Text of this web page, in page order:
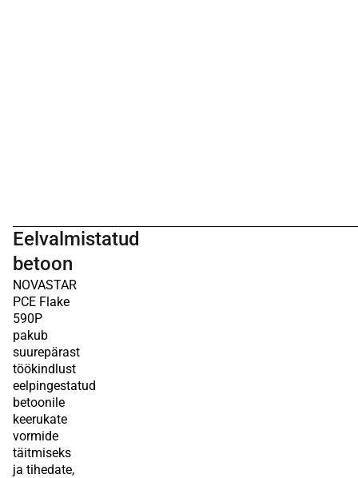
Eelvalmistatud
betoon
NOVASTAR
PCE Flake
590P
pakub
suurepärast
töökindlust
eelpingestatud
betoonile
keerukate
vormide
täitmiseks
ja tihedate,